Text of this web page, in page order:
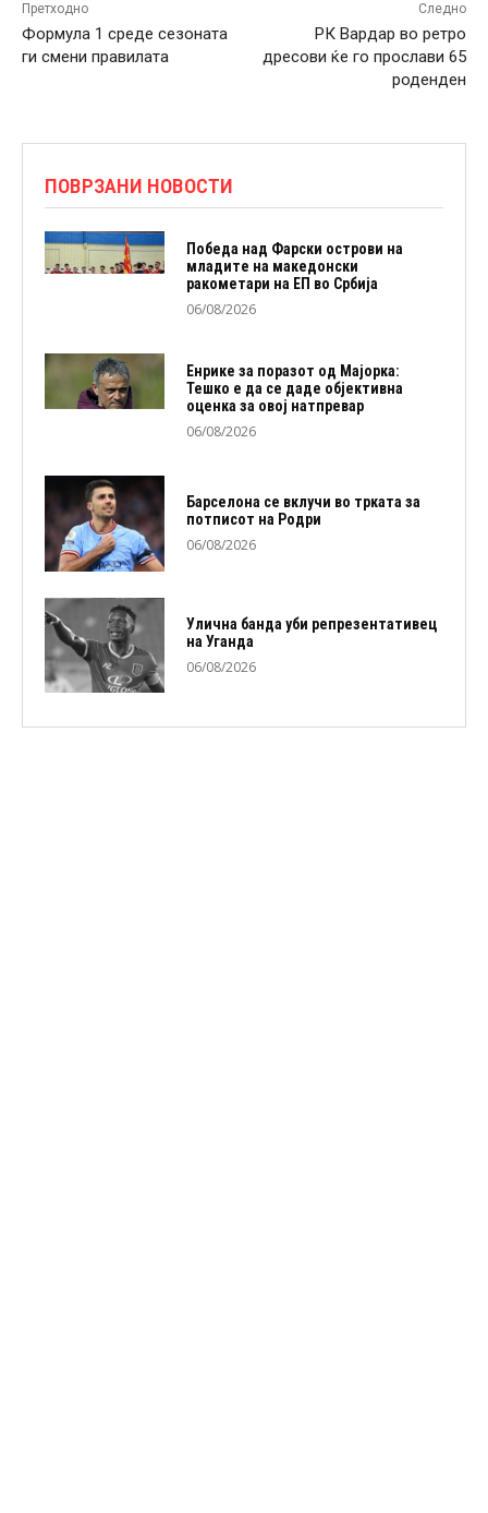
Претходно
Формула 1 среде сезоната
ги смени правилата
Следно
РК Вардар во ретро
дресови ќе го прослави 65
роденден
ПОВРЗАНИ НОВОСТИ
Победа над Фарски острови на
младите на македонски
ракометари на ЕП во Србија
06/08/2026
Енрике за поразот од Мајорка:
Тешко е да се даде објективна
оценка за овој натпревар
06/08/2026
Барселона се вклучи во трката за
потписот на Родри
06/08/2026
Улична банда уби репрезентативец
на Уганда
06/08/2026